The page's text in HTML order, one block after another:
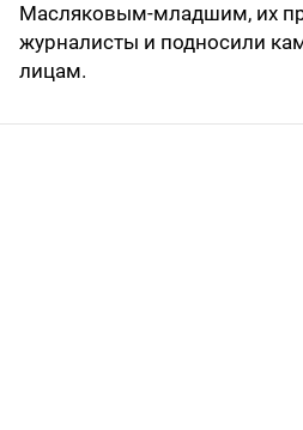
Масляковым-младшим, их
журналисты и подносили
лицам.